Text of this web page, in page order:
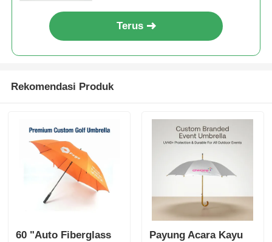
Terus
Rekomendasi Produk
60 "Auto Fiberglass
Payung Acara Kayu